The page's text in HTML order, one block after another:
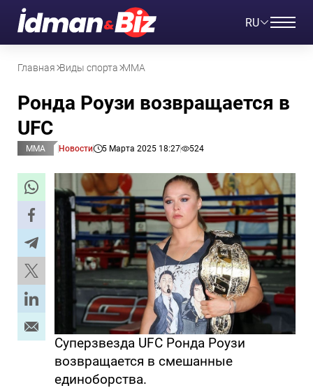
RU
Главная Виды спорта ММА
Ронда Роузи возвращается в
UFC
ММА Новости 5 Марта 2025 18:27 524
Суперзвезда UFC Ронда Роузи
возвращается в смешанные
единоборства.